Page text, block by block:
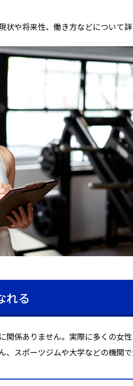
や将来性、働き方などについて詳
れる
係ありません。実際に多くの女
スポーツジムや大学などの機関で